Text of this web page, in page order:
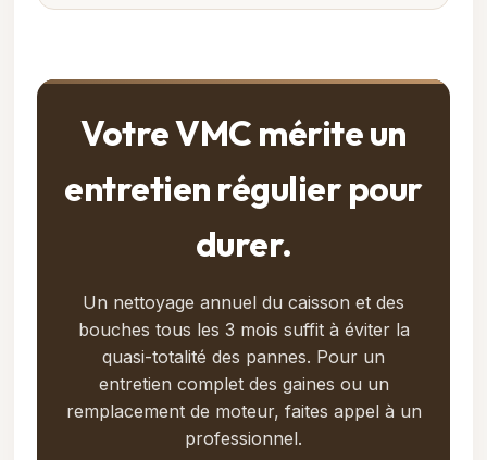
Votre VMC mérite un
entretien régulier pour
durer.
Un nettoyage annuel du caisson et des
bouches tous les 3 mois suffit à éviter la
quasi-totalité des pannes. Pour un
entretien complet des gaines ou un
remplacement de moteur, faites appel à un
professionnel.